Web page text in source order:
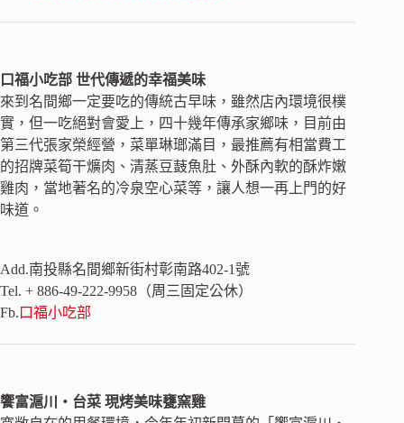
口福小吃部 世代傳遞的幸福美味
來到名間鄉一定要吃的傳統古早味，雖然店內環境很樸
實，但一吃絕對會愛上，四十幾年傳承家鄉味，目前由
第三代張家榮經營，菜單琳瑯滿目，最推薦有相當費工
的招牌菜筍干爌肉、清蒸豆薣魚肚、外酥內軟的酥炸嫩
雞肉，當地著名的冷泉空心菜等，讓人想一再上門的好
味道。
Add.南投縣名間鄉新街村彰南路402-1號
Tel. + 886-49-222-9958（周三固定公休）
Fb. 口福小吃部
饗富滬川‧台菜 現烤美味甕窯雞